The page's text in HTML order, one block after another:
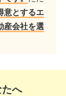
意とするエ
産会社を選
へ